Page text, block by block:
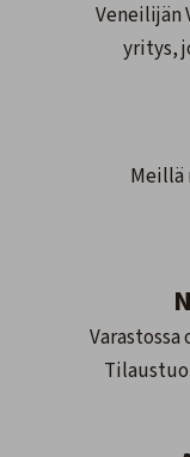
Veneilijän
yritys,
Meillä